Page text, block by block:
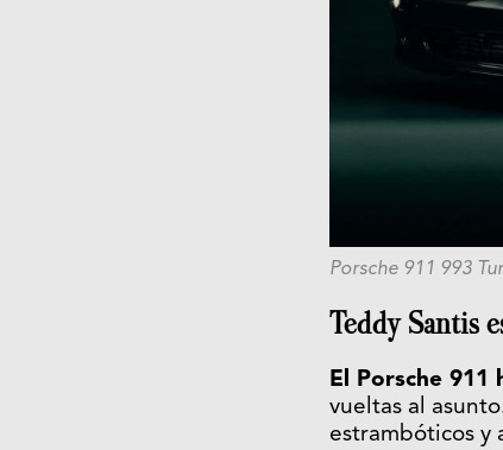
Porsche 911 993
Teddy Santis
El Porsche 911
vueltas al
estrambóticos y